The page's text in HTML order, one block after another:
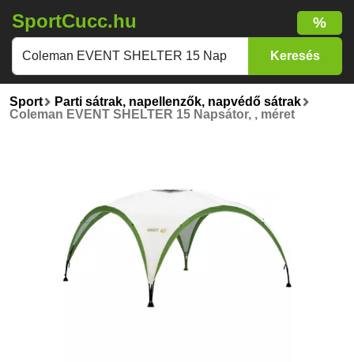
SportCucc.hu %
Sport
Parti sátrak, napellenzők, napvédő sátrak
Coleman EVENT SHELTER 15 Napsátor, , méret